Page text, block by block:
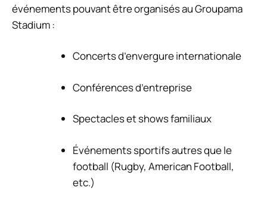
événements pouvant être organisés au Groupama
Stadium :
Concerts d’envergure internationale
Conférences d’entreprise
Spectacles et shows familiaux
Événements sportifs autres que le
football (Rugby, American Football,
etc.)